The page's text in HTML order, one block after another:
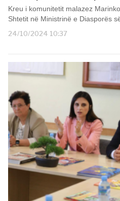
Kreu i komunitetit malazez
Shtetit në Ministrinë e Diasporës
24/10/2024 10:37